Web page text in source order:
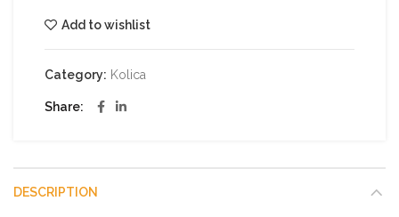
Add to wishlist
Category: Kolica
Share
DESCRIPTION